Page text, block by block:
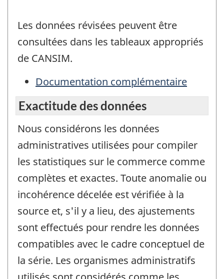
Les données révisées peuvent être
consultées dans les tableaux appropriés
de CANSIM.
Documentation complémentaire
Exactitude des données
Nous considérons les données
administratives utilisées pour compiler
les statistiques sur le commerce comme
complètes et exactes. Toute anomalie ou
incohérence décelée est vérifiée à la
source et, s'il y a lieu, des ajustements
sont effectués pour rendre les données
compatibles avec le cadre conceptuel de
la série. Les organismes administratifs